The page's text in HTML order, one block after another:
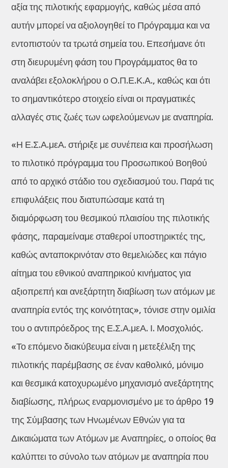
αξία της πιλοτικής εφαρμογής, καθώς μέσα από
αυτήν μπορεί να αξιολογηθεί το Πρόγραμμα και να
εντοπιστούν τα τρωτά σημεία του. Επεσήμανε ότι
στη διευρυμένη φάση του Προγράμματος θα το
αναλάβει εξολοκλήρου ο Ο.Π.Ε.Κ.Α., καθώς και ότι
το σημαντικότερο στοιχείο είναι οι πραγματικές
αλλαγές στις ζωές των ωφελούμενων με αναπηρία.
«Η Ε.Σ.Α.μεΑ. στήριξε με συνέπεια και προσήλωση
το πιλοτικό πρόγραμμα του Προσωπικού Βοηθού
από το αρχικό στάδιο του σχεδιασμού του. Παρά τις
επιφυλάξεις που διατυπώσαμε κατά τη
διαμόρφωση του θεσμικού πλαισίου της πιλοτικής
φάσης, παραμείναμε σταθεροί υποστηρικτές της,
καθώς ανταποκρινόταν στο θεμελιώδες και πάγιο
αίτημα του εθνικού αναπηρικού κινήματος για
αξιοπρεπή και ανεξάρτητη διαβίωση των ατόμων με
αναπηρία εντός της κοινότητας», τόνισε στην ομιλία
του ο αντιπρόεδρος της Ε.Σ.Α.μεΑ. Ι. Μοσχολιός.
«Το επόμενο διακύβευμα είναι η μετεξέλιξη της
πιλοτικής παρέμβασης σε έναν καθολικό, μόνιμο
και θεσμικά κατοχυρωμένο μηχανισμό ανεξάρτητης
διαβίωσης, πλήρως εναρμονισμένο με το άρθρο 19
της Σύμβασης των Ηνωμένων Εθνών για τα
Δικαιώματα των Ατόμων με Αναπηρίες, ο οποίος θα
καλύπτει το σύνολο των ατόμων με αναπηρία που